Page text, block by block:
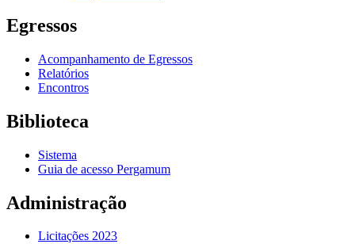
Egressos
Acompanhamento de Egressos
Relatórios
Encontros
Biblioteca
Sistema
Guia de acesso Pergamum
Administração
Licitações 2023